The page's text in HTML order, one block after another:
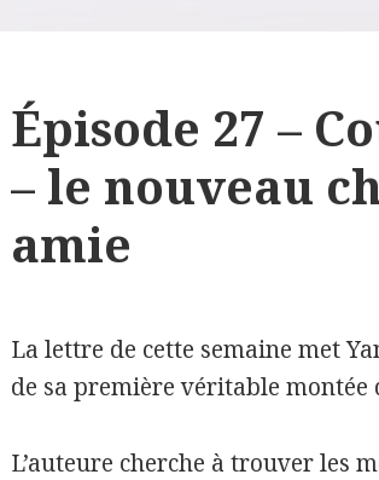
Épisode 27 –
– le nouveau
amie
La lettre de cette semaine met
de sa première véritable montée
L’auteure cherche à trouver les